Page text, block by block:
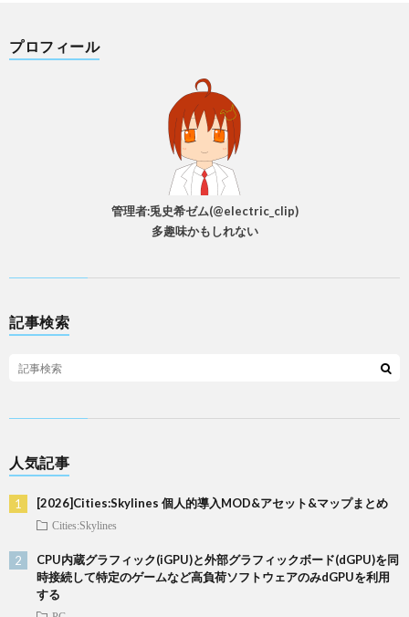
プロフィール
管理者:兎史希ゼム(@electric_clip)
多趣味かもしれない
記事検索
人気記事
[2026]Cities:Skylines 個人的導入MOD&アセット&マップまとめ
Cities:Skylines
CPU内蔵グラフィック(iGPU)と外部グラフィックボード(dGPU)を同
時接続して特定のゲームなど高負荷ソフトウェアのみdGPUを利用
する